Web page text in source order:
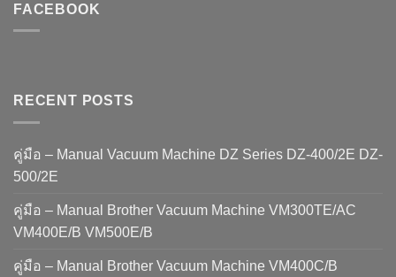
FACEBOOK
RECENT POSTS
คู่มือ – Manual Vacuum Machine DZ Series DZ-400/2E DZ-
500/2E
คู่มือ – Manual Brother Vacuum Machine VM300TE/AC
VM400E/B VM500E/B
คู่มือ – Manual Brother Vacuum Machine VM400C/B